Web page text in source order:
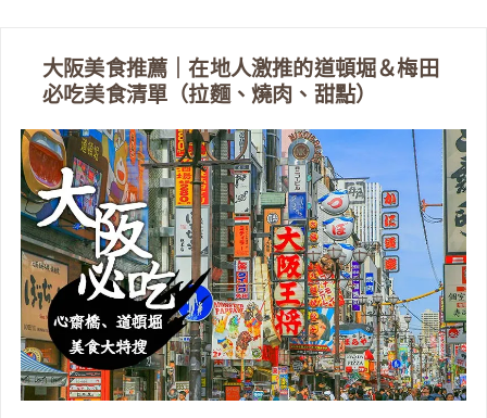
大阪美食推薦｜在地人激推的道頓堀＆梅田
必吃美食清單（拉麵、燒肉、甜點）